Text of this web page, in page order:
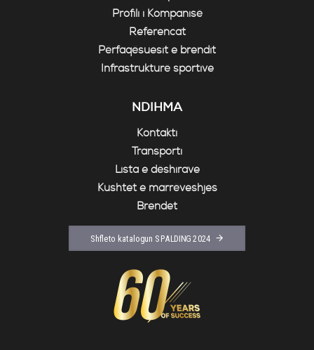
Profili i Kompanisë
Referencat
Përfaqësuesit e brendit
Infrastrukturë sportive
NDIHMA
Kontakti
Transporti
Lista e dëshirave
Kushtet e marrëveshjes
Brendet
Shfleto katalogun SPALDING 2024